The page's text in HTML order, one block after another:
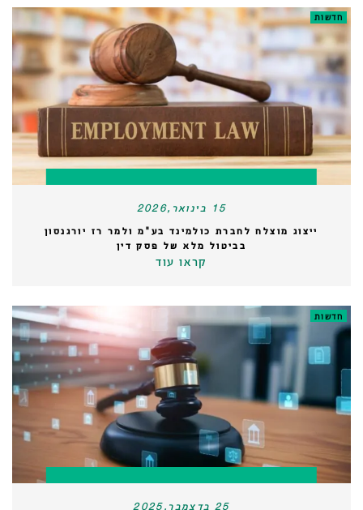
חדשות
15 בינואר,2026
ייצוג מוצלח לחברת כולמינד בע"מ ולמר רז יורגנסון
בביטול מלא של פסק דין
קראו עוד
חדשות
25 בדצמבר,2025